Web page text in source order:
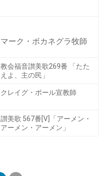
マーク・ボカネグラ牧師
教会福音讃美歌269番 「たた
えよ、主の民」
クレイグ・ポール宣教師
讃美歌 567番[V]「アーメン・
アーメン・アーメン」